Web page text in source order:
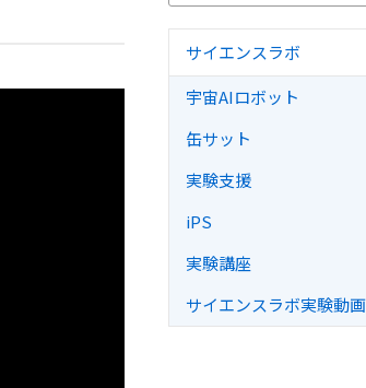
サイエンスラボ
宇宙AIロボット
缶サット
実験支援
iPS
実験講座
サイエンスラボ実験動